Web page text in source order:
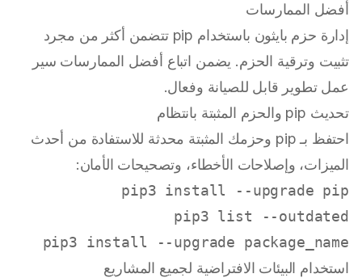
أفضل الممارسات
إدارة حزم بايثون باستخدام pip تتضمن أكثر من مجرد
تثبيت وترقية الحزم. يضمن اتباع أفضل الممارسات سير
عمل تطوير قابل للصيانة وفعال.
تحديث pip والحزم المثبتة بانتظام
احتفظ بـ pip وحزمك المثبتة محدثة للاستفادة من أحدث
الميزات، وإصلاحات الأخطاء، وتصحيحات الأمان:
pip3 install --upgrade package_name
استخدام البيئات الافتراضية لجميع المشاريع